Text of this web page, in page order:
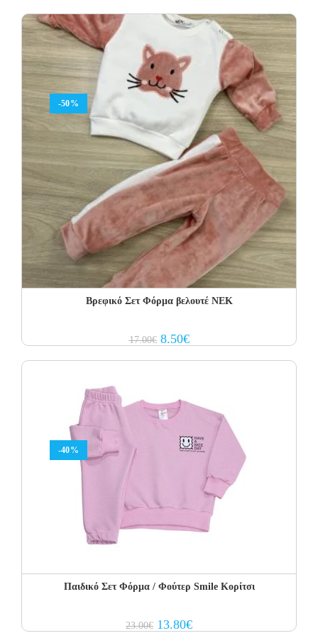
23.00€. 13.80€.
-50%
Βρεφικό Σετ Φόρμα βελουτέ NEK
17.00€ Original
price
8.50€Current
price
-40%
Παιδικό Σετ Φόρμα / Φούτερ Smile Κορίτσι
23.00€ Original
price
13.80€Current
price